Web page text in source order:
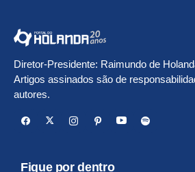
Diretor-Presidente: Raimundo de
Artigos assinados são de
autores.
Fique por dentro